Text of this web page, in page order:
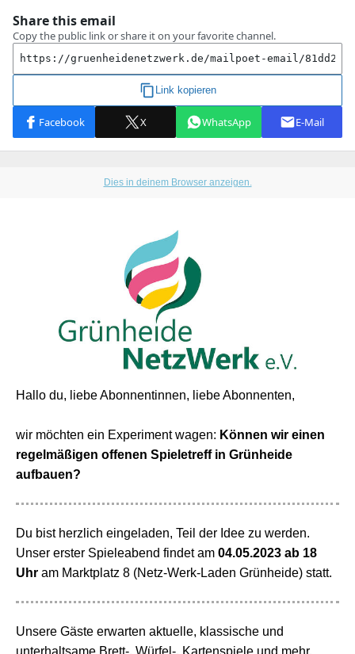
Dies in deinem Browser anzeigen.
Hallo du, liebe Abonnentinnen, liebe Abonnenten,
wir möchten ein Experiment wagen: Können wir einen
regelmäßigen offenen Spieletreff in Grünheide
aufbauen?
Du bist herzlich eingeladen, Teil der Idee zu werden.
Unser erster Spieleabend findet am 04.05.2023 ab 18
Uhr am Marktplatz 8 (Netz-Werk-Laden Grünheide) statt.
Unsere Gäste erwarten aktuelle, klassische und
unterhaltsame Brett-, Würfel-, Kartenspiele und mehr.